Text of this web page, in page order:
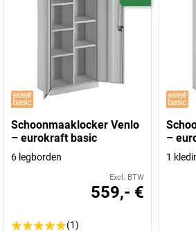
Schoonmaaklocker Venlo
– eurokraft basic
6 legborden
Excl. BTW
559,- €
(1)
–
1